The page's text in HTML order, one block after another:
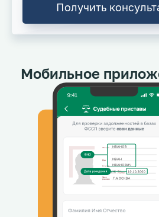
Получить
Мобильное